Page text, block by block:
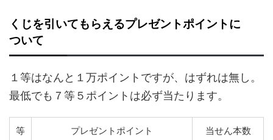
くじを引いてもらえるプレゼントポイントに
ついて
１等はなんと１万ポイントですが、はずれは無し。
最低でも７等５ポイントは必ず当たります。
等 プレゼントポイント 当せん本数